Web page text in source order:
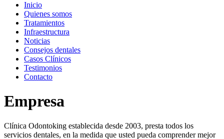
Inicio
Quienes somos
Tratamientos
Infraestructura
Noticias
Consejos dentales
Casos Clínicos
Testimonios
Contacto
Empresa
Clínica Odontoking establecida desde 2003, presta todos los
servicios dentales, en la medida que usted pueda comprender mejor